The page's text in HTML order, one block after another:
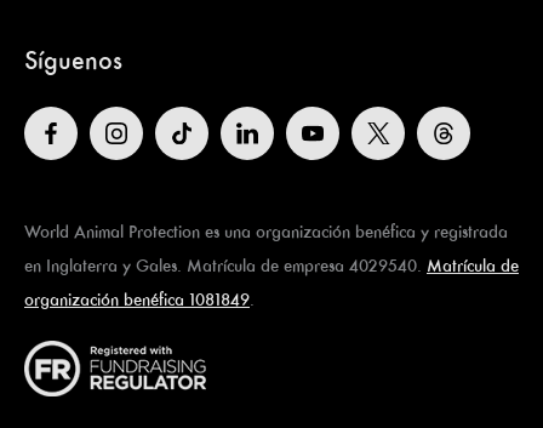
Síguenos
World Animal Protection es una organización benéfica y registrada
en Inglaterra y Gales. Matrícula de empresa 4029540. Matrícula de
organización benéfica 1081849